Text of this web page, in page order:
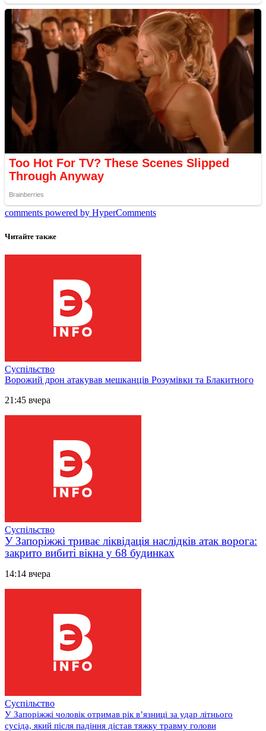
comments powered by HyperComments
Читайте также
Суспільство
Ворожий дрон атакував мешканців Розумівки та Блакитного
21:45 вчера
Суспільство
У Запоріжжі триває ліквідація наслідків атак ворога:
закрито вибиті вікна у 68 будинках
14:14 вчера
Суспільство
У Запоріжжі чоловік отримав рік в’язниці за удар літнього
сусіда, який після падіння дістав тяжку травму голови